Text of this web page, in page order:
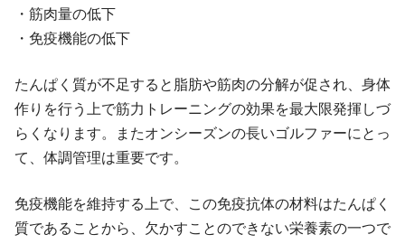
・筋肉量の低下
・免疫機能の低下
たんぱく質が不足すると脂肪や筋肉の分解が促され、身体
作りを行う上で筋力トレーニングの効果を最大限発揮しづ
らくなります。またオンシーズンの長いゴルファーにとっ
て、体調管理は重要です。
免疫機能を維持する上で、この免疫抗体の材料はたんぱく
質であることから、欠かすことのできない栄養素の一つで